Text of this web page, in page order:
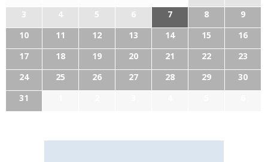
3
4 5 6 7 8
9
10
11 12 13 14 15
16
17
18 19 20 21 22
23
24
25 26 27 28 29
30
31